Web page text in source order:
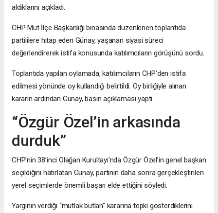
aldıklarını açıkladı.
CHP Mut İlçe Başkanlığı binasında düzenlenen toplantıda
partililere hitap eden Günay, yaşanan siyasi süreci
değerlendirerek istifa konusunda katılımcıların görüşünü sordu.
Toplantıda yapılan oylamada, katılımcıların CHP’den istifa
edilmesi yönünde oy kullandığı belirtildi. Oy birliğiyle alınan
kararın ardından Günay, basın açıklaması yaptı.
“Özgür Özel’in arkasında
durduk”
CHP’nin 38’inci Olağan Kurultayı’nda Özgür Özel’in genel başkan
seçildiğini hatırlatan Günay, partinin daha sonra gerçekleştirilen
yerel seçimlerde önemli başarı elde ettiğini söyledi.
Yargının verdiği “mutlak butlan” kararına tepki gösterdiklerini